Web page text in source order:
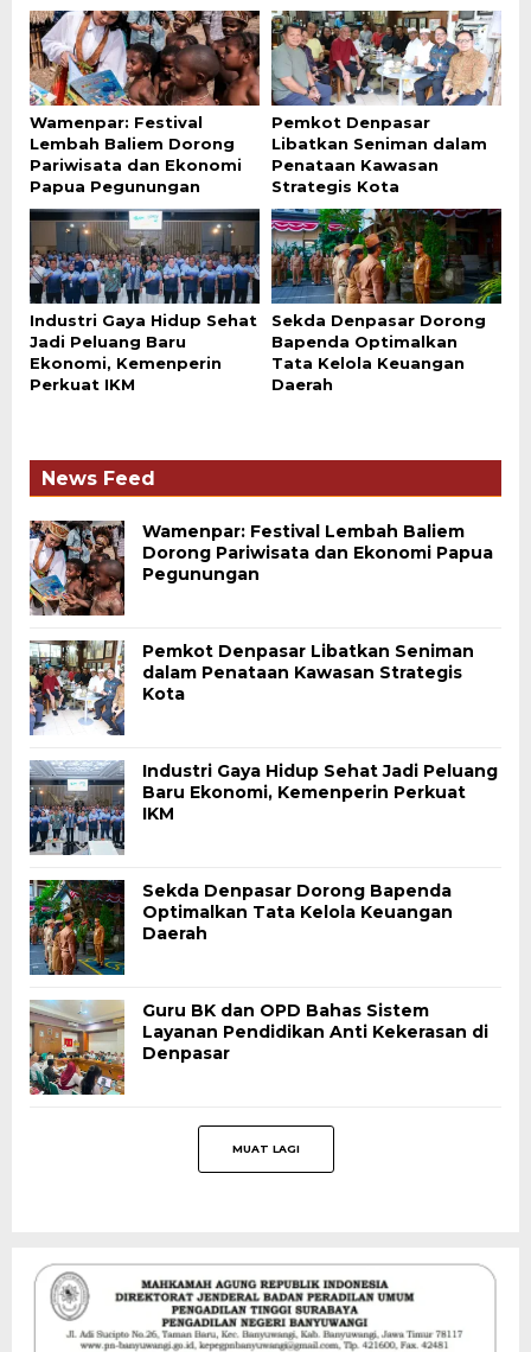
Wamenpar: Festival
Lembah Baliem Dorong
Pariwisata dan Ekonomi
Papua Pegunungan
Pemkot Denpasar
Libatkan Seniman dalam
Penataan Kawasan
Strategis Kota
Industri Gaya Hidup Sehat
Jadi Peluang Baru
Ekonomi, Kemenperin
Perkuat IKM
Sekda Denpasar Dorong
Bapenda Optimalkan
Tata Kelola Keuangan
Daerah
News Feed
Wamenpar: Festival Lembah Baliem
Dorong Pariwisata dan Ekonomi Papua
Pegunungan
Pemkot Denpasar Libatkan Seniman
dalam Penataan Kawasan Strategis
Kota
Industri Gaya Hidup Sehat Jadi Peluang
Baru Ekonomi, Kemenperin Perkuat
IKM
Sekda Denpasar Dorong Bapenda
Optimalkan Tata Kelola Keuangan
Daerah
Guru BK dan OPD Bahas Sistem
Layanan Pendidikan Anti Kekerasan di
Denpasar